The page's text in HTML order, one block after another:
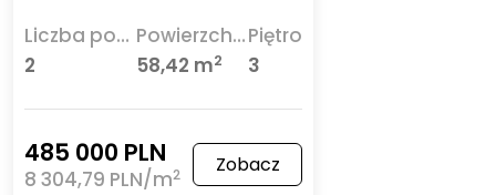
Liczba pokoi
2
Powierzchnia
58,42 m2
Piętro
3
485 000 PLN
8 304,79 PLN/m2 Zobacz